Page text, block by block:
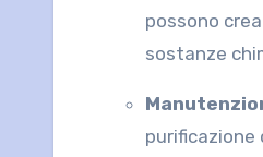
possono
sostanze
purificazione